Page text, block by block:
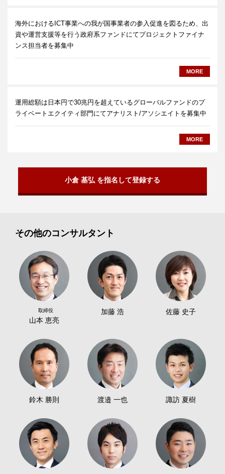
海外におけるICT事業への我が国事業者の参入促進を図るため、出
資や運営支援等を行う政府系ファンドにてプロジェクトファイナ
ンス担当者を募集中
MORE
運用総額は日本円で30兆円を超えているグローバルファンドのプ
ライベートエクイティ部門にてアナリスト/アソシエイトを募集中
MORE
小倉 基弘 を指名して登録する
その他のコンサルタント
取締役
山本 恵亮
加藤 浩 佐藤 史子
鈴木 勝則 渡邉 一也 諏訪 夏樹